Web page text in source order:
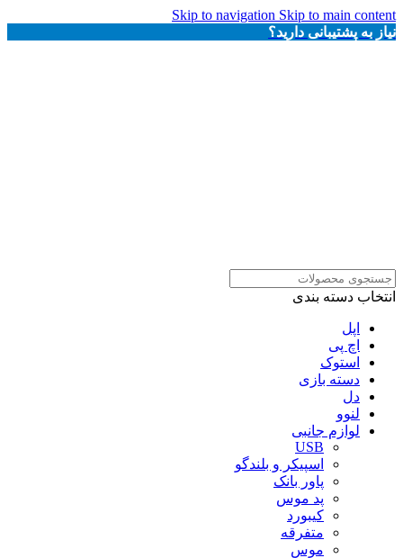
Skip to navigation Skip to main content
نیاز به پشتیبانی دارید؟
انتخاب دسته بندی
اپل
اچ پی
استوک
دسته بازی
دل
لنوو
لوازم جانبی
USB
اسپیکر و بلندگو
پاور بانک
پد موس
کیبورد
متفرقه
موس